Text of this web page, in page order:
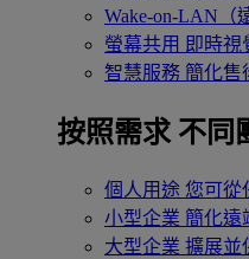
Wake-on-LAN（
螢幕共用 即時視
智慧服務 簡化售
按照需求 不同
個人用途 您可從
小型企業 簡化遠
大型企業 擴展並